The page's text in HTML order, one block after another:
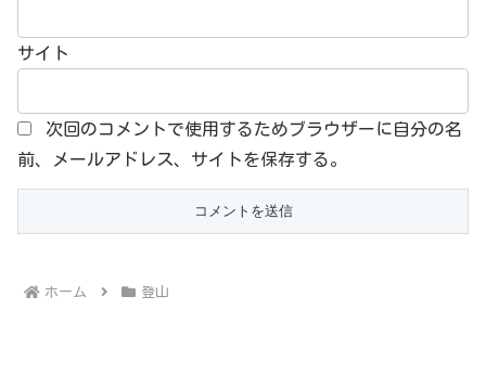
サイト
次回のコメントで使用するためブラウザーに自分の名
前、メールアドレス、サイトを保存する。
ホーム 登山